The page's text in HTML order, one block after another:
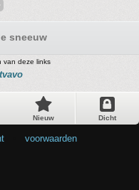
sneeuw
van deze links
Nieuw Dicht
voorwaarden